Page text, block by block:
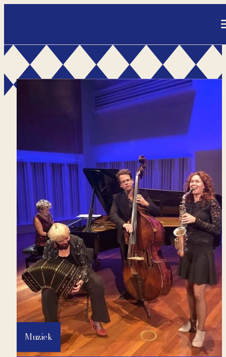
- Home pagina
Muziek